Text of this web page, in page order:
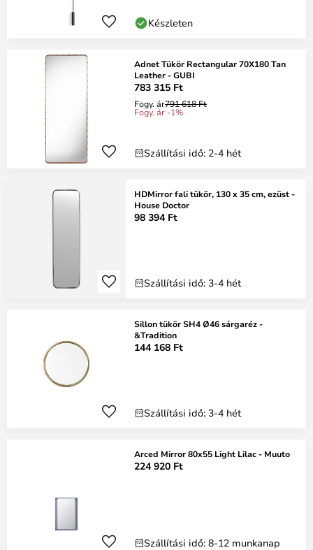
Készleten
Adnet Tükör Rectangular 70X180 Tan
Leather - GUBI
783 315 Ft
Fogy. ár791 618 Ft
Fogy. ár -1%
Szállítási idő: 2-4 hét
HDMirror fali tükör, 130 x 35 cm, ezüst -
House Doctor
98 394 Ft
Szállítási idő: 3-4 hét
Sillon tükör SH4 Ø46 sárgaréz -
&Tradition
144 168 Ft
Szállítási idő: 3-4 hét
Arced Mirror 80x55 Light Lilac - Muuto
224 920 Ft
Szállítási idő: 8-12 munkanap